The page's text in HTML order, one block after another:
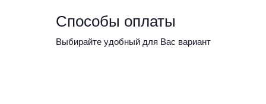
Способы оплаты
Выбирайте удобный для Вас вариант